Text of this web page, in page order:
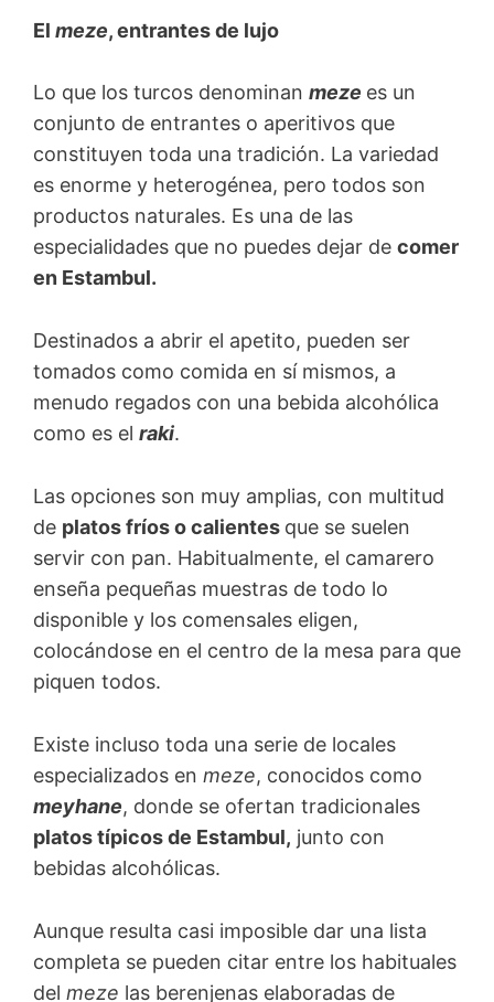
El meze, entrantes de lujo
Lo que los turcos denominan meze es un
conjunto de entrantes o aperitivos que
constituyen toda una tradición. La variedad
es enorme y heterogénea, pero todos son
productos naturales. Es una de las
especialidades que no puedes dejar de comer
en Estambul.
Destinados a abrir el apetito, pueden ser
tomados como comida en sí mismos, a
menudo regados con una bebida alcohólica
como es el raki.
Las opciones son muy amplias, con multitud
de platos fríos o calientes que se suelen
servir con pan. Habitualmente, el camarero
enseña pequeñas muestras de todo lo
disponible y los comensales eligen,
colocándose en el centro de la mesa para que
piquen todos.
Existe incluso toda una serie de locales
especializados en meze, conocidos como
meyhane, donde se ofertan tradicionales
platos típicos de Estambul, junto con
bebidas alcohólicas.
Aunque resulta casi imposible dar una lista
completa se pueden citar entre los habituales
del meze las berenjenas elaboradas de